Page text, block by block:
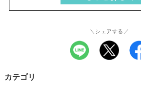
＼シェアする／
カテゴリ